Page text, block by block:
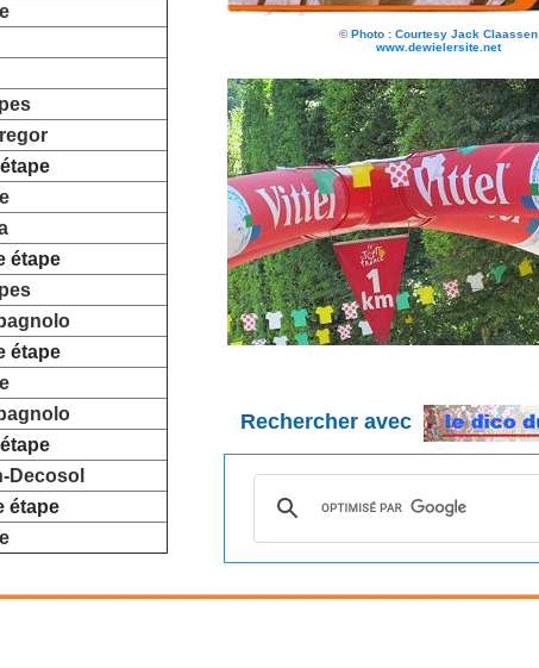
étape
étape
Decosol
étape
© Photo : Courtesy Jack Claassen
www.dewielersite.net
Rechercher avec